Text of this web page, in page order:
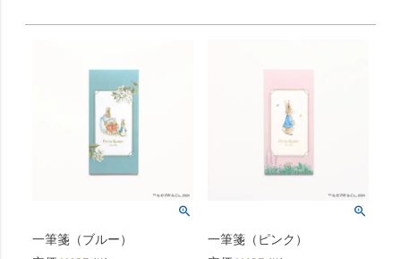
一筆箋（ブルー）
一筆箋（ピンク）